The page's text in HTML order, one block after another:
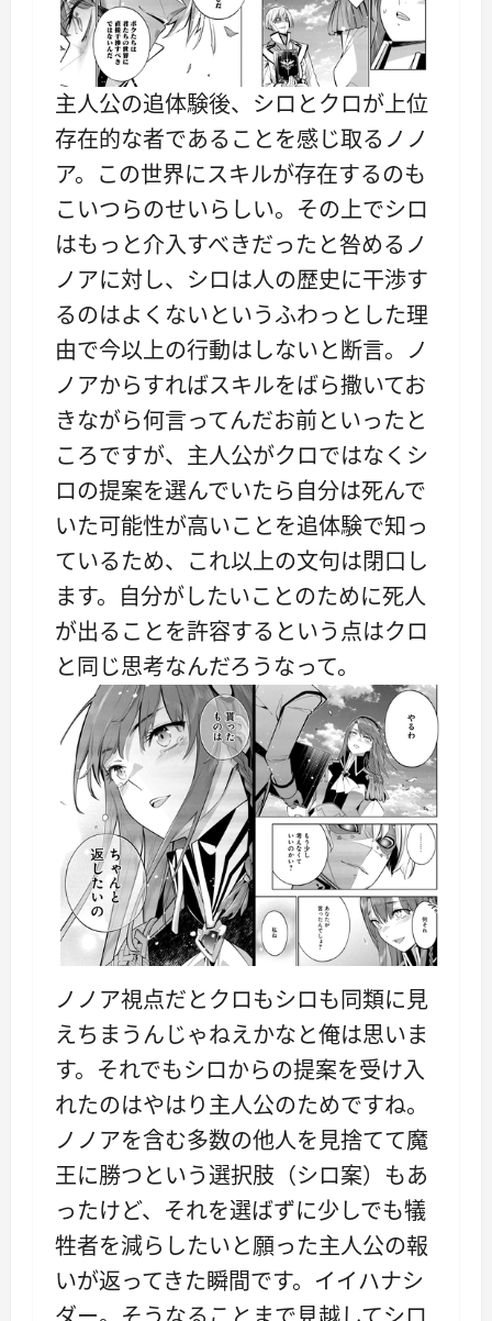
主人公の追体験後、シロとクロが上位
存在的な者であることを感じ取るノノ
ア。この世界にスキルが存在するのも
こいつらのせいらしい。その上でシロ
はもっと介入すべきだったと咎めるノ
ノアに対し、シロは人の歴史に干渉す
るのはよくないというふわっとした理
由で今以上の行動はしないと断言。ノ
ノアからすればスキルをばら撒いてお
きながら何言ってんだお前といったと
ころですが、主人公がクロではなくシ
ロの提案を選んでいたら自分は死んで
いた可能性が高いことを追体験で知っ
ているため、これ以上の文句は閉口し
ます。自分がしたいことのために死人
が出ることを許容するという点はクロ
と同じ思考なんだろうなって。
ノノア視点だとクロもシロも同類に見
えちまうんじゃねえかなと俺は思いま
す。それでもシロからの提案を受け入
れたのはやはり主人公のためですね。
ノノアを含む多数の他人を見捨てて魔
王に勝つという選択肢（シロ案）もあ
ったけど、それを選ばずに少しでも犠
牲者を減らしたいと願った主人公の報
いが返ってきた瞬間です。イイハナシ